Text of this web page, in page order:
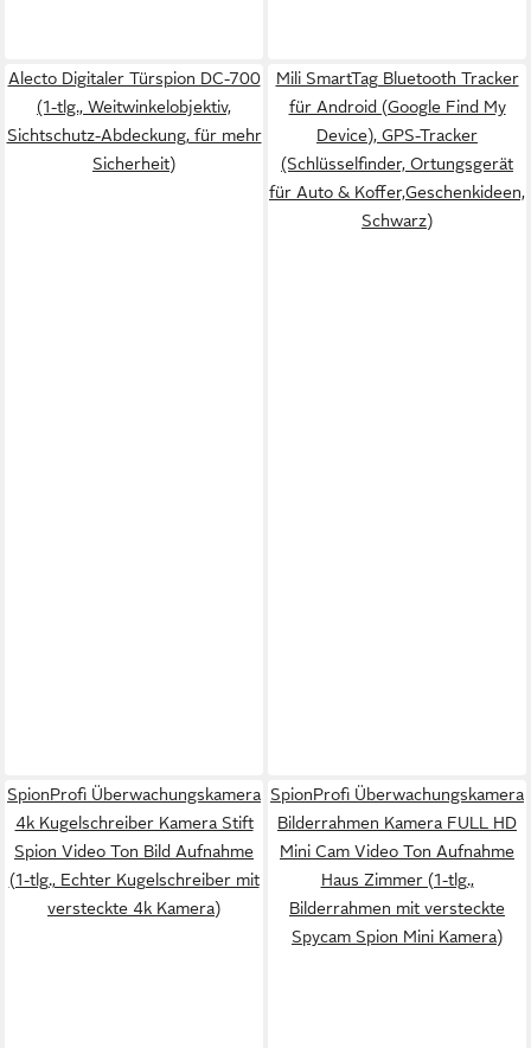
Alecto Digitaler Türspion DC-700
(1-tlg., Weitwinkelobjektiv,
Sichtschutz-Abdeckung, für mehr
Sicherheit)
Mili SmartTag Bluetooth Tracker
für Android (Google Find My
Device), GPS-Tracker
(Schlüsselfinder, Ortungsgerät
für Auto & Koffer,Geschenkideen,
Schwarz)
SpionProfi Überwachungskamera
4k Kugelschreiber Kamera Stift
Spion Video Ton Bild Aufnahme
(1-tlg., Echter Kugelschreiber mit
versteckte 4k Kamera)
SpionProfi Überwachungskamera
Bilderrahmen Kamera FULL HD
Mini Cam Video Ton Aufnahme
Haus Zimmer (1-tlg.,
Bilderrahmen mit versteckte
Spycam Spion Mini Kamera)